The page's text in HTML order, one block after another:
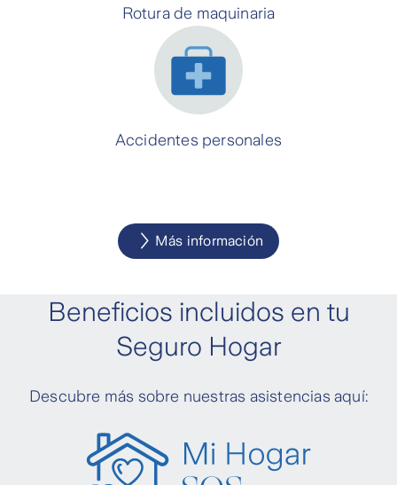
Rotura de maquinaria
Accidentes personales
Más información
Beneficios incluidos en tu
Seguro Hogar
Descubre más sobre nuestras asistencias aquí: